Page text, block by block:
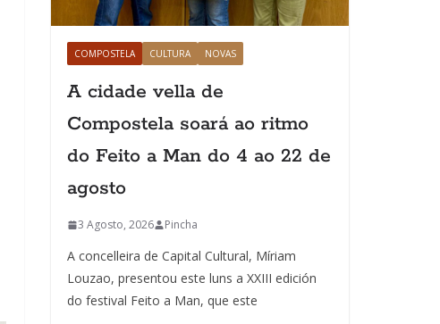
COMPOSTELA CULTURA NOVAS
A cidade vella de
Compostela soará ao ritmo
do Feito a Man do 4 ao 22 de
agosto
3 Agosto, 2026 Pincha
A concelleira de Capital Cultural, Míriam
Louzao, presentou este luns a XXIII edición
do festival Feito a Man, que este